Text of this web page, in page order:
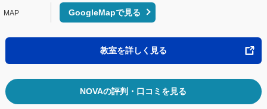
GoogleMapで見る
教室を詳しく見る
NOVAの評判・口コミを見る